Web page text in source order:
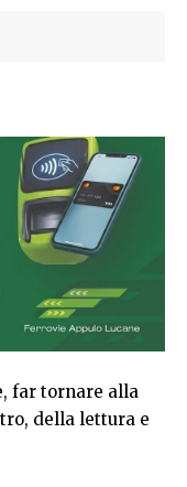
far tornare alla
della lettura e